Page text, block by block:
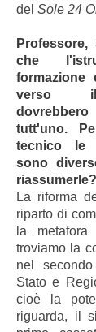
del Sole 24
che
verso
tutt'uno.
tecnico le
sono
riassumerle?
La riforma
riparto di
la
troviamo la
nel
Stato e
cioè la
riguarda, il